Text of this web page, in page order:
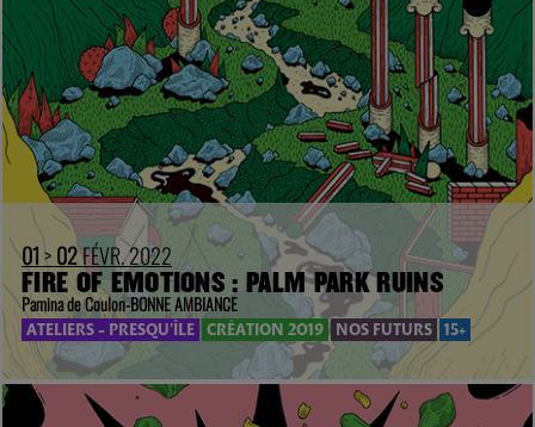
01>02FÉVR. 2022
FIRE OF EMOTIONS : PALM PARK RUINS
Pamina de Coulon-BONNE AMBIANCE
ATELIERS - PRESQU'ÎLE CRÉATION 2019 NOS FUTURS 15+